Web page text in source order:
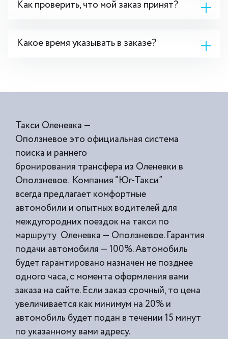
Как проверить, что мой заказ принят?
Какое время указывать в заказе?
Такси Оленевка —
Оползневое это официальная система
поиска и раннего
бронирования трансфера из Оленевки в
Оползневое. Компания “Юг-Такси”
всегда предлагает комфортные
автомобили и опытных водителей для
междугородних поездок на такси по
маршруту Оленевка — Оползневое. Гарантия
подачи автомобиля — 100%. Автомобиль
будет гарантировано назначен не позднее
одного часа, с момента оформления вами
заказа на сайте. Если заказ срочный, то цена
увеличивается как минимум на 20% и
автомобиль будет подан в течении 15 минут
по указанному вами адресу.